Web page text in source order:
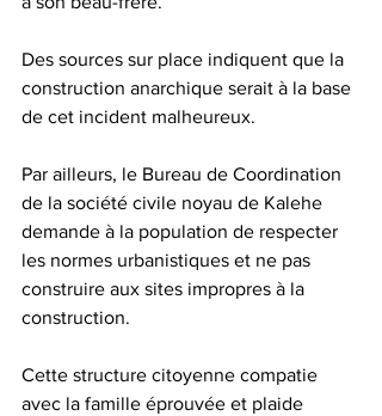
Des sources sur place indiquent que la
construction anarchique serait à la base
de cet incident malheureux.
Par ailleurs, le Bureau de Coordination
de la société civile noyau de Kalehe
demande à la population de respecter
les normes urbanistiques et ne pas
construire aux sites impropres à la
construction.
Cette structure citoyenne compatie
avec la famille éprouvée et plaide